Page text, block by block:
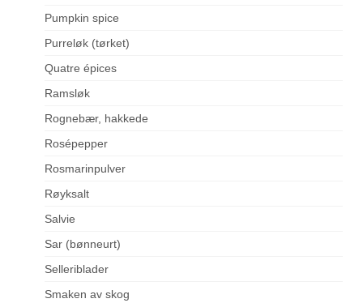
Pumpkin spice
Purreløk (tørket)
Quatre épices
Ramsløk
Rognebær, hakkede
Rosépepper
Rosmarinpulver
Røyksalt
Salvie
Sar (bønneurt)
Selleriblader
Smaken av skog